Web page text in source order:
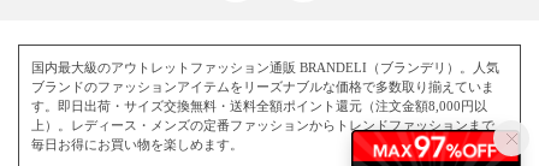
国内最大級のアウトレットファッション通販 BRANDELI（ブランデリ）。人気
ブランドのファッションアイテムをリーズナブルな価格で多数取り揃えていま
す。即日出荷・サイズ交換無料・送料全額ポイント還元（注文金額8,000円以
上）。レディース・メンズの定番ファッションからトレンドファッションまで、
毎日お得にお買い物を楽しめます。